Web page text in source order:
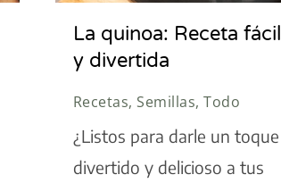
La quinoa: Receta fácil
y divertida
Recetas, Semillas, Todo
¿Listos para darle un toque
divertido y delicioso a tus